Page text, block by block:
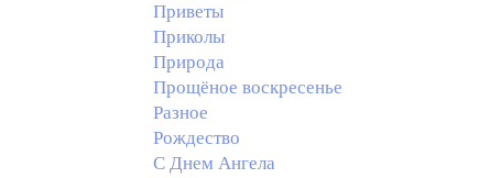
Приветы
Приколы
Природа
Прощёное воскресенье
Разное
Рождество
С Днем Ангела